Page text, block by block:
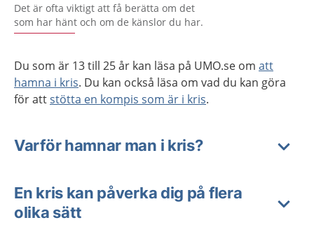
Det är ofta viktigt att få berätta om det
som har hänt och om de känslor du har.
Du som är 13 till 25 år kan läsa på UMO.se om att
hamna i kris. Du kan också läsa om vad du kan göra
för attstötta en kompis som är i kris.
Varför hamnar man i kris?
En kris kan påverka dig på flera
olika sätt